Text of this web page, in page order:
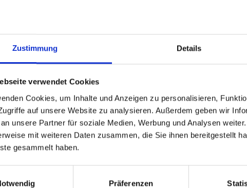
Zustimmung Details
verwendet Cookies
Cookies, um Inhalte und Anzeigen zu personalisieren,
auf unsere Website zu analysieren. Außerdem geben wir
unsere Partner für soziale Medien, Werbung und Analysen
mit weiteren Daten zusammen, die Sie ihnen bereitgestellt
gesammelt haben.
Präferenzen